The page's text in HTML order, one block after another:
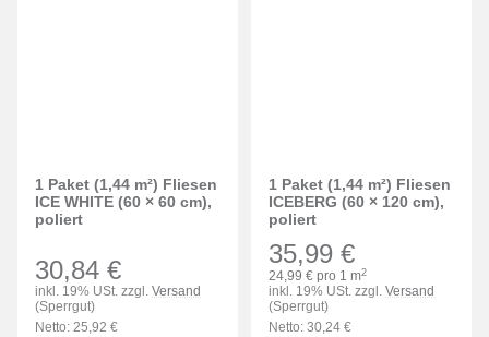
1 Paket (1,44 m²) Fliesen
ICE WHITE (60 × 60 cm),
poliert
30,84 €
inkl. 19% USt. zzgl. Versand
(Sperrgut)
Netto: 25,92 €
1 Paket (1,44 m²) Fliesen
ICEBERG (60 × 120 cm),
poliert
35,99 €
24,99 € pro 1 m2
inkl. 19% USt. zzgl. Versand
(Sperrgut)
Netto: 30,24 €